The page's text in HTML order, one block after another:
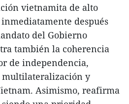
vietnamita de alto
después
del Gobierno
también la coherencia
de independencia,
y
Asimismo, reafirma